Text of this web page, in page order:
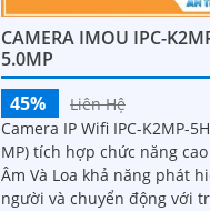
CAMERA IMOU IPC-
5.0MP
45%
Liên Hệ
Camera IP Wifi IPC-K2MP-
MP) tích hợp chức năng
Âm Và Loa khả năng phát
người và chuyển động với